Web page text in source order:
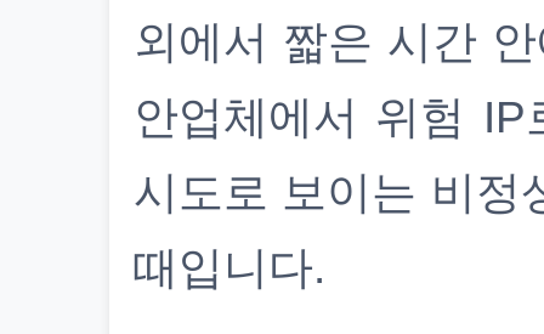
외에서 짧은 시간
안업체에서 위험
시도로 보이는 비정
때입니다.